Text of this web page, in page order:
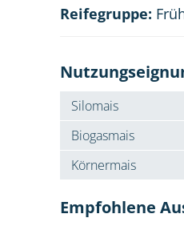
Reifegruppe:
Silomais
Biogasmais
Körnermais
Empfohlene